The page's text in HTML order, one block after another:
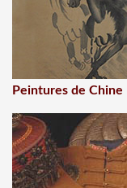
Peintures de Chine